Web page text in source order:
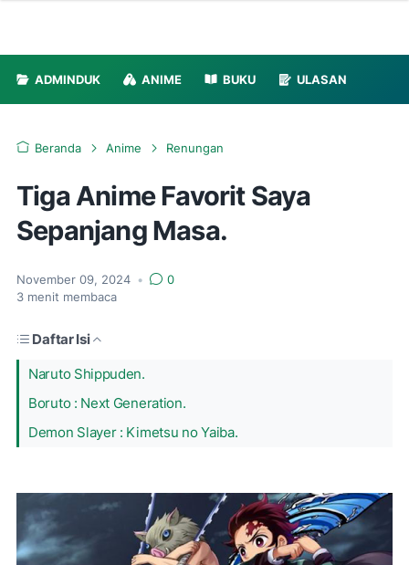
ADMINDUK ANIME BUKU ULASAN
Beranda Anime Renungan
Tiga Anime Favorit Saya
Sepanjang Masa.
November 09, 2024 •
0
3 menit membaca
Daftar Isi
Naruto Shippuden.
Boruto : Next Generation.
Demon Slayer : Kimetsu no Yaiba.